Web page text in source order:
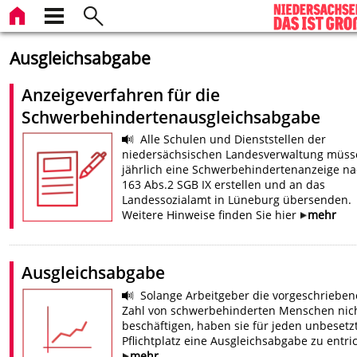
Ausgleichsabgabe
Anzeigeverfahren für die
Schwerbehindertenausgleichsabgabe
Alle Schulen und Dienststellen der
niedersächsischen Landesverwaltung
jährlich eine Schwerbehindertenanzeige
163 Abs.2 SGB IX erstellen und an das
Landessozialamt in Lüneburg übersenden.
Weitere Hinweise finden Sie hier
mehr
Ausgleichsabgabe
Solange Arbeitgeber die
Zahl von schwerbehinderten Menschen
beschäftigen, haben sie für jeden
Pflichtplatz eine Ausgleichsabgabe zu